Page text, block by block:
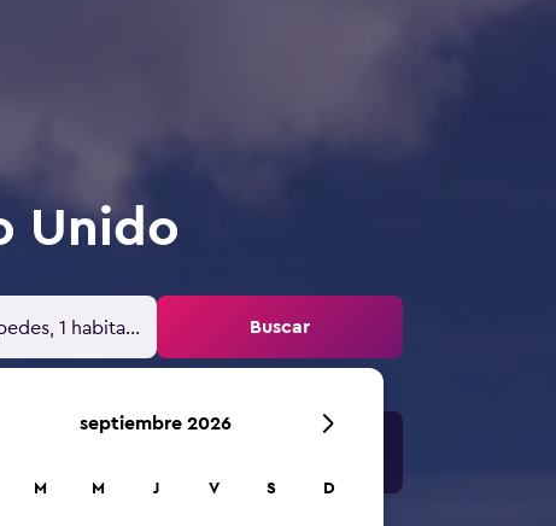
Unido
1 habitación Buscar
septiembre 2026
M M J V S D